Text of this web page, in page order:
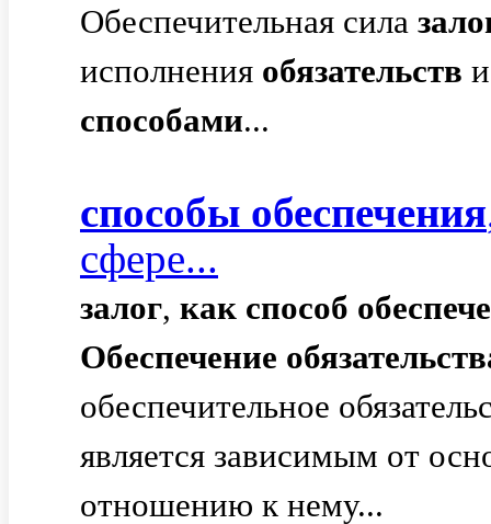
Обеспечительная сила
исполнения обязательств
способами...
способы обеспечения
сфере...
залог, как способ
Обеспечение
обеспечительное
является зависимым от
отношению к нему...